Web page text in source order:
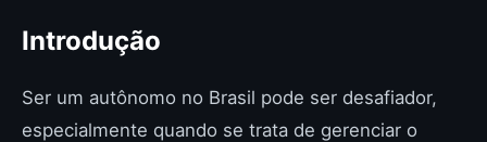
Introdução
Ser um autônomo no Brasil pode ser desafiador,
especialmente quando se trata de gerenciar o